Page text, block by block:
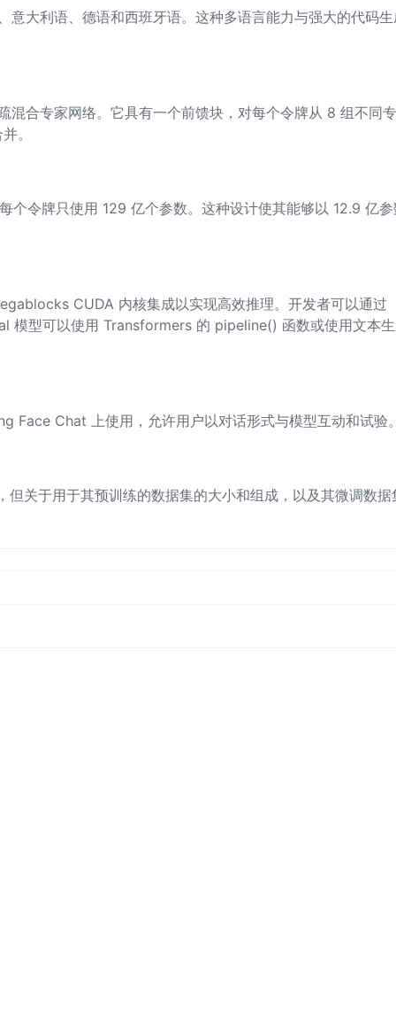
大利语、德语和西班牙语。这种多语言能力与强大的代码生
合专家网络。它具有一个前馈块，对每个令牌从 8 组不同
。
令牌只使用 129 亿个参数。这种设计使其能够以 12.9 亿参
CUDA 内核集成以实现高效推理。开发者可以通过
模型可以使用 Transformers 的 pipeline() 函数或使用文本
Chat 上使用，允许用户以对话形式与模型互动和试验。
关于用于其预训练的数据集的大小和组成，以及其微调数据